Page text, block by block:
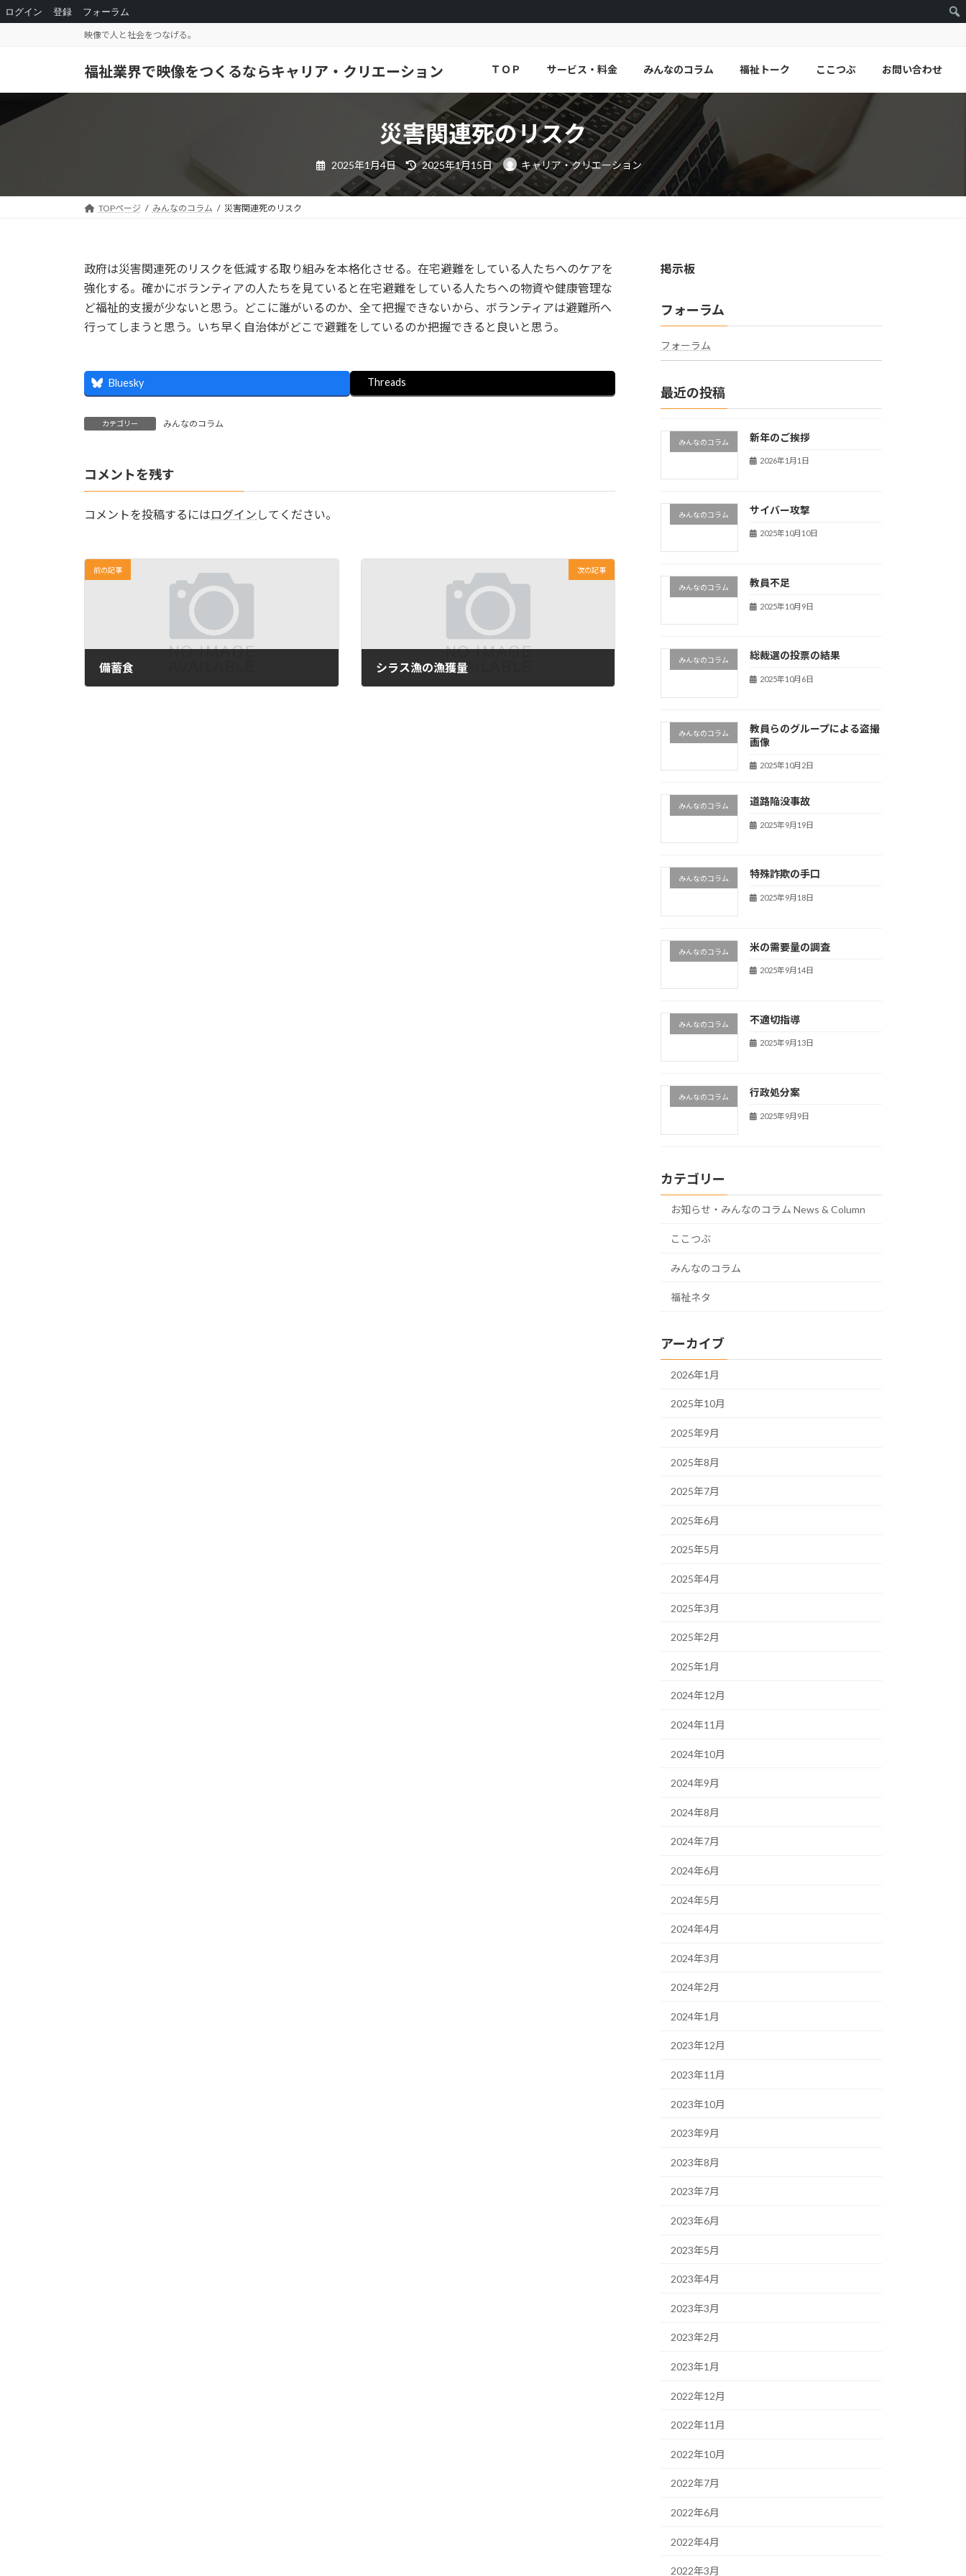
へ
ョ
ログイン 登録 フォーラム
映像で人と社会をつなげる。
福祉業界で映像をつくるならキャリア・クリエーション ＴＯＰ サービス・料金 みんなのコラム 福祉トーク ここつぶ お問い合わせ
災害関連死のリスク
2025年1月4日
最
終
更
新
日
2025年1月15日 キャリア・クリエーション
TOPページ みんなのコラム 災害関連死のリスク
政府は災害関連死のリスクを低減する取り組みを本格化させる。在宅避難をしている人たちへのケアを
強化する。確かにボランティアの人たちを見ていると在宅避難をしている人たちへの物資や健康管理な
ど福祉的支援が少ないと思う。どこに誰がいるのか、全て把握できないから、ボランティアは避難所へ
行ってしまうと思う。いち早く自治体がどこで避難をしているのか把握できると良いと思う。
Bluesky Threads
カテゴリー みんなのコラム
コメントを残す
コメントを投稿するにはログイン してください。
前の記事
備蓄食
次の記事
シラス漁の漁獲量
掲示板
フォーラム
フォーラム
最近の投稿
みんなのコラム 新年のご挨拶
2026年1月1日
みんなのコラム サイバー攻撃
2025年10月10日
みんなのコラム 教員不足
2025年10月9日
みんなのコラム 総裁選の投票の結果
2025年10月6日
みんなのコラム
教員らのグループによる盗撮
画像
2025年10月2日
みんなのコラム 道路陥没事故
2025年9月19日
みんなのコラム 特殊詐欺の手口
2025年9月18日
みんなのコラム 米の需要量の調査
2025年9月14日
みんなのコラム 不適切指導
2025年9月13日
みんなのコラム 行政処分案
2025年9月9日
カテゴリー
お知らせ・みんなのコラム News & Column
ここつぶ
みんなのコラム
福祉ネタ
アーカイブ
2026年1月
2025年10月
2025年9月
2025年8月
2025年7月
2025年6月
2025年5月
2025年4月
2025年3月
2025年2月
2025年1月
2024年12月
2024年11月
2024年10月
2024年9月
2024年8月
2024年7月
2024年6月
2024年5月
2024年4月
2024年3月
2024年2月
2024年1月
2023年12月
2023年11月
2023年10月
2023年9月
2023年8月
2023年7月
2023年6月
2023年5月
2023年4月
2023年3月
2023年2月
2023年1月
2022年12月
2022年11月
2022年10月
2022年7月
2022年6月
2022年4月
2022年3月